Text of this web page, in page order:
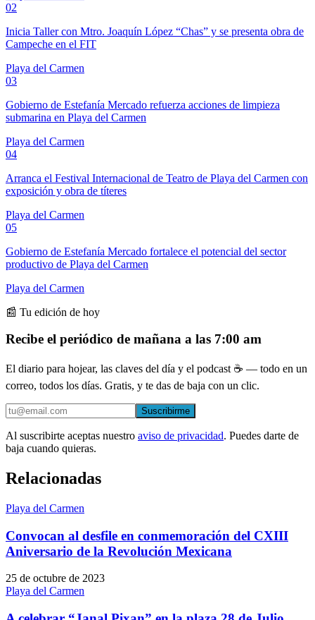
02
Inicia Taller con Mtro. Joaquín López “Chas” y se presenta obra de
Campeche en el FIT
Playa del Carmen
03
Gobierno de Estefanía Mercado refuerza acciones de limpieza
submarina en Playa del Carmen
Playa del Carmen
04
Arranca el Festival Internacional de Teatro de Playa del Carmen con
exposición y obra de títeres
Playa del Carmen
05
Gobierno de Estefanía Mercado fortalece el potencial del sector
productivo de Playa del Carmen
Playa del Carmen
📰 Tu edición de hoy
Recibe el periódico de mañana a las 7:00 am
El diario para hojear, las claves del día y el podcast ☕ — todo en un
correo, todos los días. Gratis, y te das de baja con un clic.
Suscribirme
Al suscribirte aceptas nuestro aviso de privacidad. Puedes darte de
baja cuando quieras.
Relacionadas
Playa del Carmen
Convocan al desfile en conmemoración del CXIII
Aniversario de la Revolución Mexicana
25 de octubre de 2023
Playa del Carmen